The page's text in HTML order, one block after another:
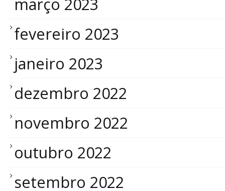
fevereiro 2023
janeiro 2023
dezembro 2022
novembro 2022
outubro 2022
setembro 2022